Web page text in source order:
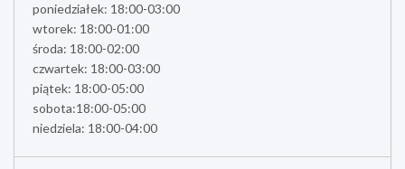
poniedziałek: 18:00-03:00
wtorek: 18:00-01:00
środa: 18:00-02:00
czwartek: 18:00-03:00
piątek: 18:00-05:00
sobota:18:00-05:00
niedziela: 18:00-04:00